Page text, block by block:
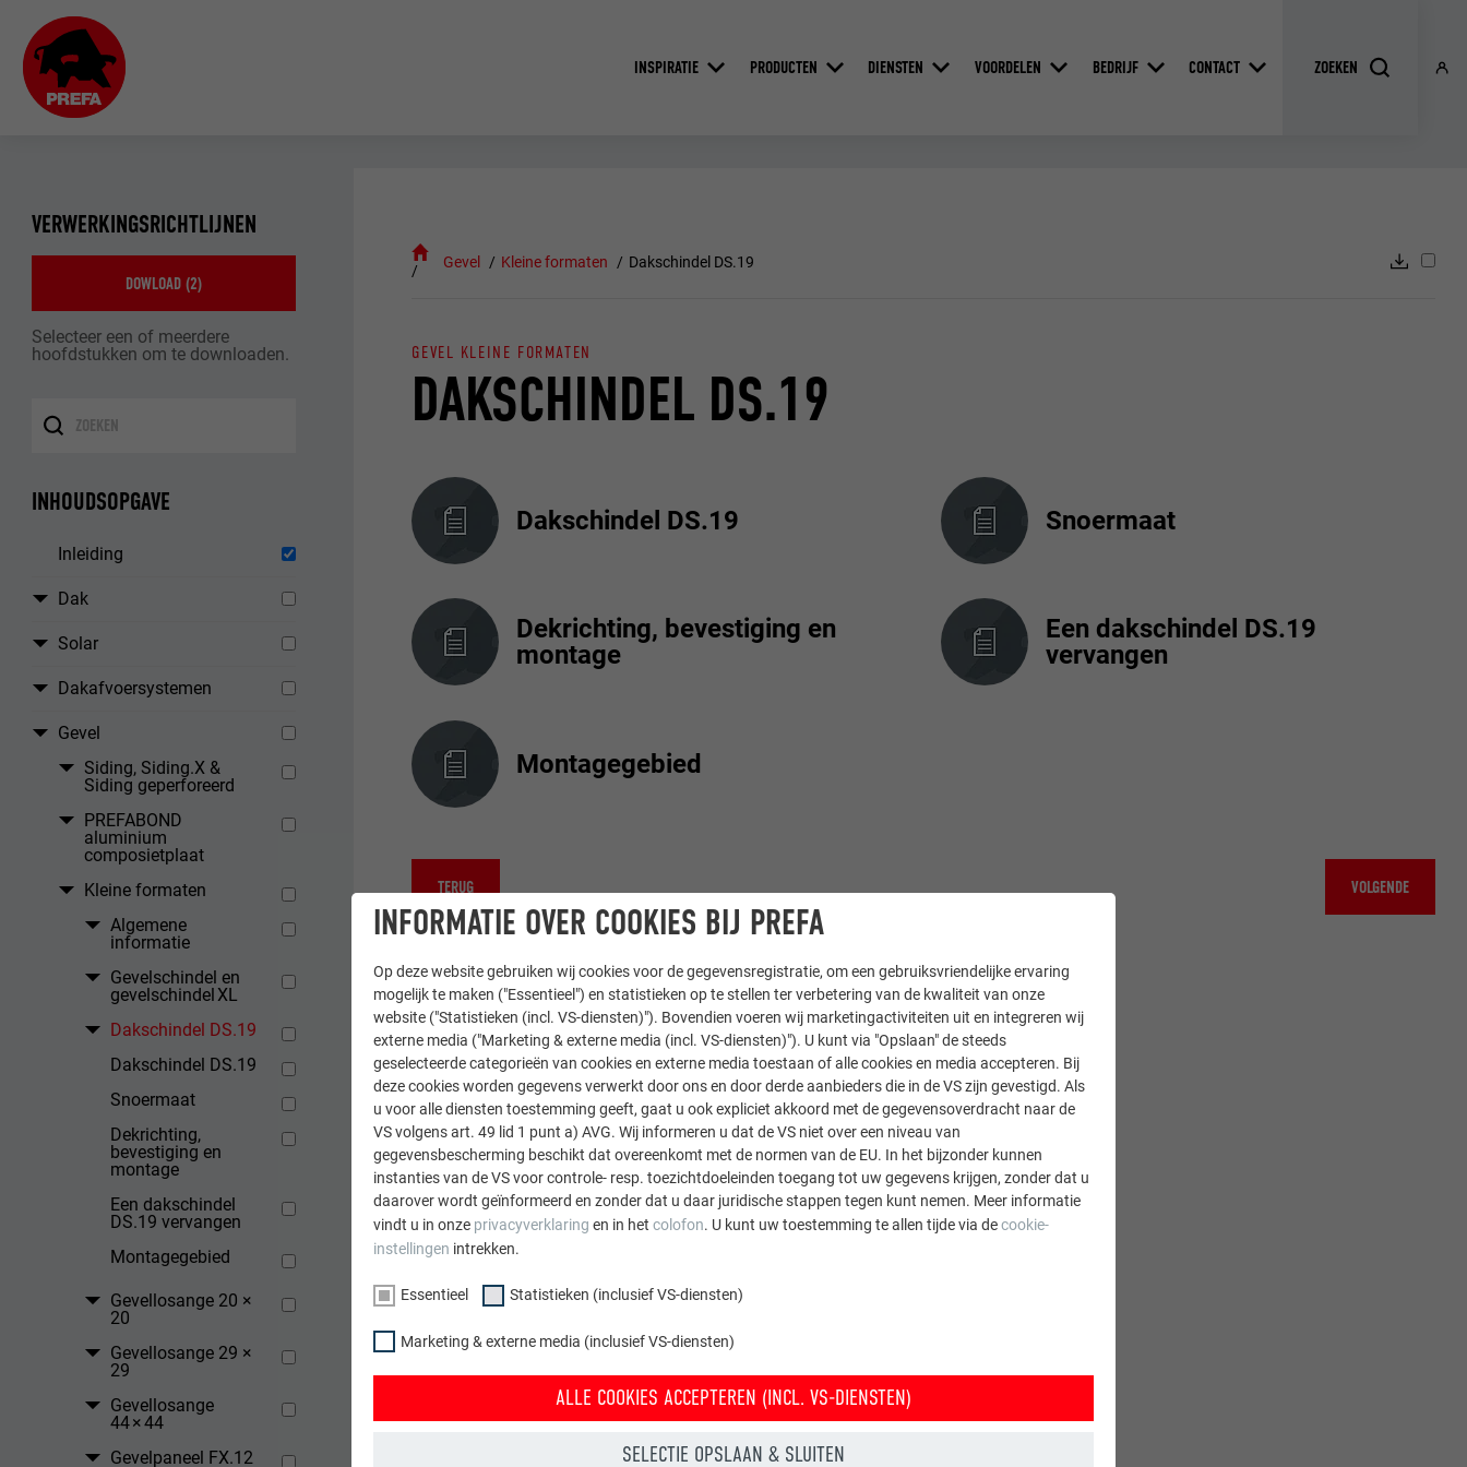
INSPIRATIE PRODUCTEN DIENSTEN VOORDELEN BEDRIJF CONTACT
VERWERKINGSRICHTLIJNEN
DOWLOAD (2)
Selecteer een of meerdere
hoofdstukken om te downloaden.
INHOUDSOPGAVE
Inleiding
Dak
Solar
Dakafvoersystemen
Gevel
Siding, Siding.X &
Siding geperforeerd
PREFABOND
aluminium
composietplaat
Kleine formaten
Algemene
informatie
Gevelschindel en
gevelschindel XL
Dakschindel DS.19
Dakschindel DS.19
Snoermaat
Dekrichting,
bevestiging en
montage
Een dakschindel
DS.19 vervangen
Montagegebied
Gevellosange 20 ×
20
Gevellosange 29 ×
29
Gevellosange
44 × 44
Gevelpaneel FX.12
Gevel Kleine formaten Dakschindel DS.19
DAKSCHINDEL DS.19
GEVEL KLEINE FORMATEN
Dakschindel DS.19 Snoermaat
Dekrichting, bevestiging en
montage
Een dakschindel DS.19
vervangen
Montagegebied
TERUG VOLGENDE
INFORMATIE OVER COOKIES BIJ PREFA
Op deze website gebruiken wij cookies voor de gegevensregistratie, om een gebruiksvriendelijke ervaring
mogelijk te maken ("Essentieel") en statistieken op te stellen ter verbetering van de kwaliteit van onze
website ("Statistieken (incl. VS-diensten)"). Bovendien voeren wij marketingactiviteiten uit en integreren wij
externe media ("Marketing & externe media (incl. VS-diensten)"). U kunt via "Opslaan" de steeds
geselecteerde categorieën van cookies en externe media toestaan of alle cookies en media accepteren. Bij
deze cookies worden gegevens verwerkt door ons en door derde aanbieders die in de VS zijn gevestigd. Als
u voor alle diensten toestemming geeft, gaat u ook expliciet akkoord met de gegevensoverdracht naar de
VS volgens art. 49 lid 1 punt a) AVG. Wij informeren u dat de VS niet over een niveau van
gegevensbescherming beschikt dat overeenkomt met de normen van de EU. In het bijzonder kunnen
instanties van de VS voor controle- resp. toezichtdoeleinden toegang tot uw gegevens krijgen, zonder dat u
daarover wordt geïnformeerd en zonder dat u daar juridische stappen tegen kunt nemen. Meer informatie
vindt u in onze privacyverklaring en in het colofon. U kunt uw toestemming te allen tijde via decookie-
instellingen intrekken.
Essentieel Statistieken (inclusief VS-diensten)
Marketing & externe media (inclusief VS-diensten)
ALLE COOKIES ACCEPTEREN (INCL. VS-DIENSTEN)
SELECTIE OPSLAAN & SLUITEN